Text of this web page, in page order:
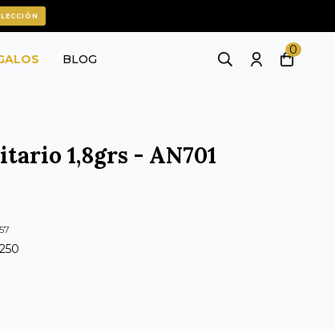
BLOG
0
1,8grs - AN701